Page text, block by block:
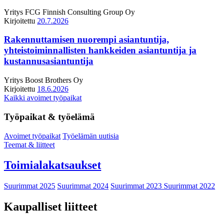
Yritys FCG Finnish Consulting Group Oy
Kirjoitettu 20.7.2026
Rakennuttamisen nuorempi asiantuntija,
yhteistoiminnallisten hankkeiden asiantuntija ja
kustannusasiantuntija
Yritys Boost Brothers Oy
Kirjoitettu 18.6.2026
Kaikki avoimet työpaikat
Työpaikat & työelämä
Avoimet työpaikat Työelämän uutisia
Teemat & liitteet
Toimialakatsaukset
Suurimmat 2025 Suurimmat 2024 Suurimmat 2023 Suurimmat 2022
Kaupalliset liitteet